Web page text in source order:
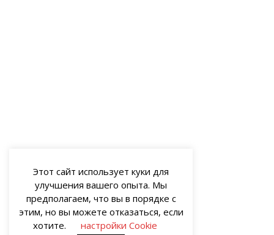
Этот сайт использует куки для
улучшения вашего опыта. Мы
предполагаем, что вы в порядке с
этим, но вы можете отказаться, если
хотите.
настройки Cookie